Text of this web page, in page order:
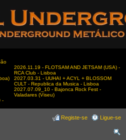
-
2026.11.19 - FLOTSAM AND JETSAM (USA) -
RCA Club - Lisboa
2027.03.31 - UUHAI + ACYL + BLOSSOM
CULT - Republica da Musica - Lisboa
2027.07.09_10 - Bajonca Rock Fest -
Valadares (Viseu)
Ligue-se
Registe-se